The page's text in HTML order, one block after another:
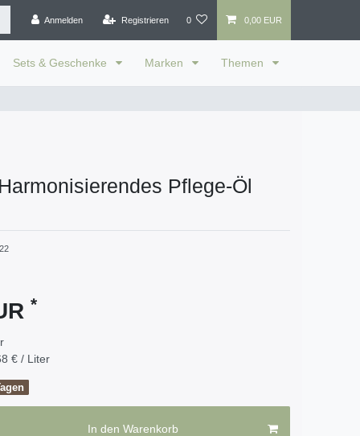
Anmelden Registrieren 0 0,00 EUR
Sets & Geschenke Marken Themen
Pflege-Öl
*
€ / Liter
In den Warenkorb